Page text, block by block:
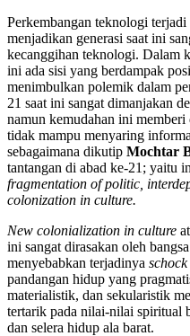
Perkembangan teknologi
menjadikan generasi saat ini
kecanggihan teknologi. Dalam
ini ada sisi yang berdampak
menimbulkan polemik dalam
21 saat ini sangat dimanjakan
namun kemudahan ini
tidak mampu menyaring
sebagaimana dikutip Mochtar
tantangan di abad ke-21; yaitu
fragmentation of politic,
colonization in culture.
New colonialization in culture
ini sangat dirasakan oleh
menyebabkan terjadinya
pandangan hidup yang
materialistik, dan sekularistik
tertarik pada nilai-nilai spiritual
dan selera hidup ala barat.